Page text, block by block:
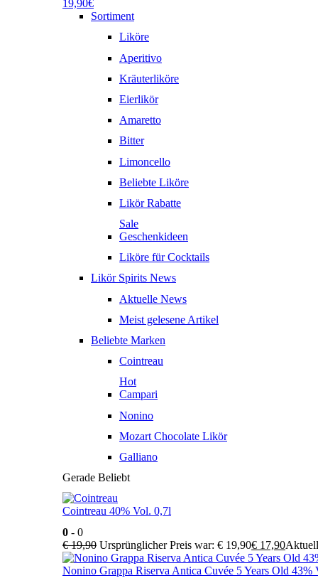
19,90€
Sortiment
Liköre
Aperitivo
Kräuterliköre
Eierlikör
Amaretto
Bitter
Limoncello
Beliebte Liköre
Likör Rabatte
Sale
Geschenkideen
Liköre für Cocktails
Likör Spirits News
Aktuelle News
Meist gelesene Artikel
Beliebte Marken
Cointreau
Hot
Campari
Nonino
Mozart Chocolate Likör
Galliano
Gerade Beliebt
Cointreau 40% Vol. 0,7l
0 - 0
€19,90 Ursprünglicher Preis war: € 19,90€ 17,90
Nonino Grappa Riserva Antica Cuvée 5 Years Old 43%